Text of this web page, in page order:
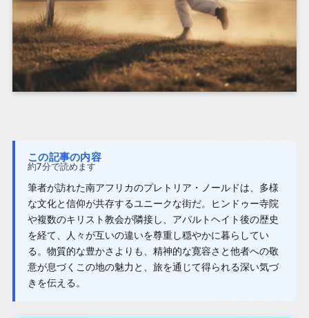
この記事の内容
約7分で読めます
筆者が訪れた南アフリカのプレトリア・ノールドは、多様
な文化と信仰が共存するユニークな街だ。ヒンドゥー寺院
や複数のキリスト教会が隣接し、アパルトヘイト後の歴史
を経て、人々が互いの違いを尊重し穏やかに暮らしてい
る。物質的な豊かさよりも、精神的な寛容さと他者への敬
意が息づくこの地の魅力と、旅を通じて得られる深い気づ
きを伝える。